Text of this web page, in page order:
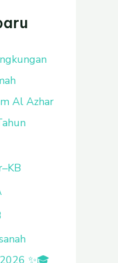
Al Azhar
✨🎓